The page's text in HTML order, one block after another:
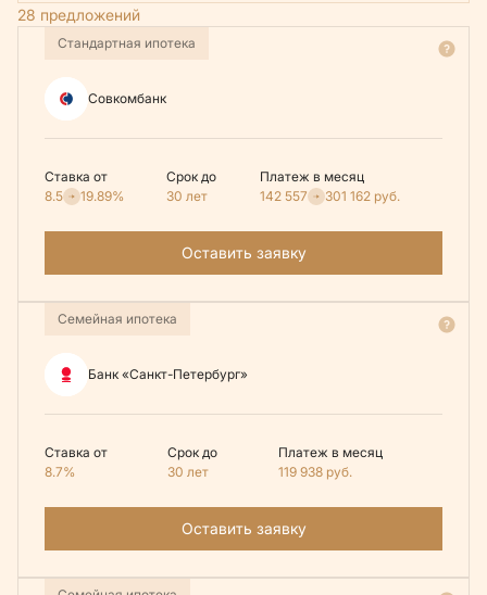
28 предложений
Стандартная ипотека
Совкомбанк
Ставка от
8.5
19.89%
Срок до
30 лет
Платеж в месяц
142 557
301 162 руб.
Оставить заявку
Семейная ипотека
Банк «Санкт-Петербург»
Ставка от
8.7%
Срок до
30 лет
Платеж в месяц
119 938 руб.
Оставить заявку